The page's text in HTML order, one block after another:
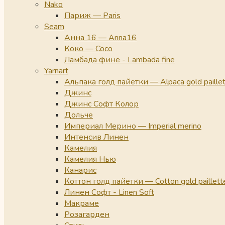
Nako
Париж — Paris
Seam
Анна 16 — Anna16
Коко — Coco
Ламбада фине - Lambada fine
Yarnart
Альпака голд пайетки — Alpaca gold
Джинс
Джинс Софт Колор
Дольче
Империал Мерино — Imperial merino
Интенсив Линен
Камелия
Камелия Нью
Канарис
Коттон голд пайетки — Cotton gold
Линен Софт - Linen Soft
Макраме
Розагарден